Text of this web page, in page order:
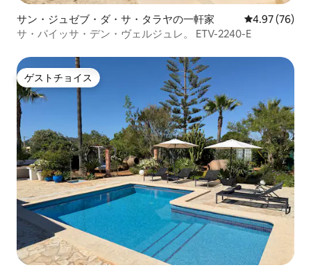
サン・ジュゼブ・ダ・サ・タラヤの一軒家 レビュー76
4.97 (76)
サ・パイッサ・デン・ヴェルジュレ。 ETV-2240-E
ゲストチョイス
ゲストチョイス